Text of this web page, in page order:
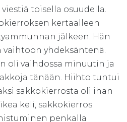
toisella osuudella.
kertaalleen
jälkeen. Hän
yhdeksäntenä.
oli vaihdossa minuutin ja
tänään. Hiihto tuntui
sakkokierrosta oli ihan
keli, sakkokierros
penkalla